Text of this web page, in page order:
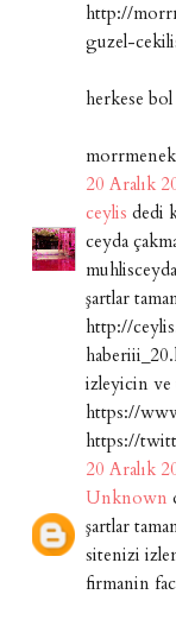
http://
guzel-
herkese bol
20 Aralık
ceylis dedi
ceyda
şartlar
http://
izleyicin ve
https://
https://
20 Aralık
Unknown
şartlar
sitenizi
firmanin